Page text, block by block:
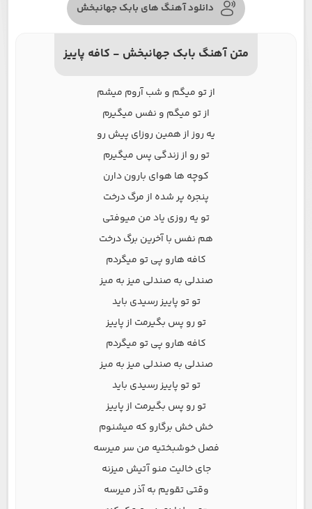
دانلود آهنگ های بابک جهانبخش
متن آهنگ بابک جهانبخش - کافه پاییز
از تو میگم و شب آروم میشم
از تو میگم و نفس میگیرم
یه روز از همین روزای پیش رو
تو رو از زندگی پس میگیرم
کوچه ها هوای بارون دارن
پنجره پر شده از مرگ درخت
تو یه روزی یاد من میوفتی
هم نفس با آخرین برگ درخت
کافه هارو پی تو میگردم
صندلی به صندلی میز به میز
تو تو پاییز رسیدی باید
تو رو پس بگیرمت از پاییز
کافه هارو پی تو میگردم
صندلی به صندلی میز به میز
تو تو پاییز رسیدی باید
تو رو پس بگیرمت از پاییز
خش خش برگارو که میشنوم
فصل خوشبختیه من سر میرسه
جای خالیت منو آتیش میزنه
وقتی تقویم به آذر میرسه